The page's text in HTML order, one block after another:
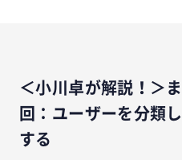
＜小川卓が解説！＞
回：ユーザーを分類
する